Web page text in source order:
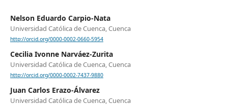
Nelson Eduardo Carpio-Nata
Universidad Católica de Cuenca, Cuenca
http://orcid.org/0000-0002-0660-5954
Cecilia Ivonne Narváez-Zurita
Universidad Católica de Cuenca, Cuenca
http://orcid.org/0000-0002-7437-9880
Juan Carlos Erazo-Álvarez
Universidad Católica de Cuenca, Cuenca